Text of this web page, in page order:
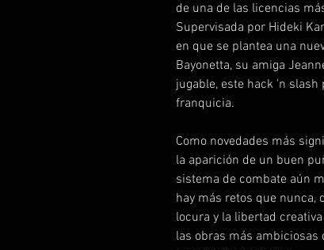
de una de las licencias
Supervisada por Hideki
en que se plantea una
Bayonetta, su amiga
jugable, este hack 'n
franquicia.
Como novedades más
la aparición de un buen
sistema de combate aún
hay más retos que nunca,
locura y la libertad
las obras más ambiciosas